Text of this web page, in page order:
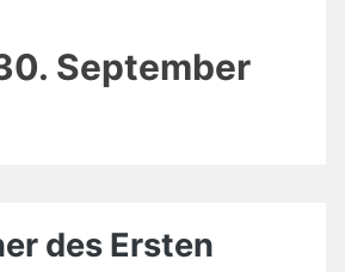
September
des Ersten